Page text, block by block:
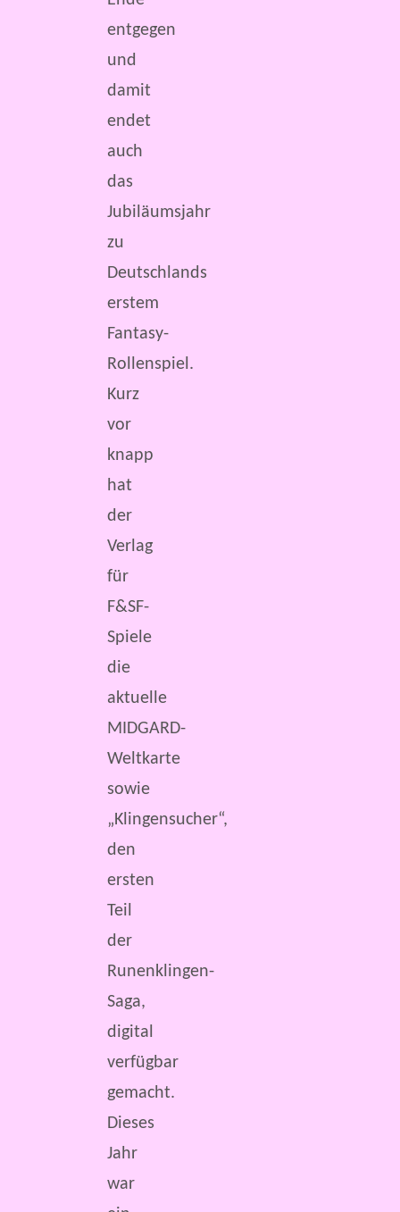
entgegen
und
damit
endet
auch
das
Jubiläumsjahr
zu
Deutschlands
erstem
Fantasy-
Rollenspiel.
Kurz
vor
knapp
hat
der
Verlag
für
F&SF-
Spiele
die
aktuelle
MIDGARD-
Weltkarte
sowie
„Klingensucher“,
den
ersten
Teil
der
Runenklingen-
Saga,
digital
verfügbar
gemacht.
Dieses
Jahr
war